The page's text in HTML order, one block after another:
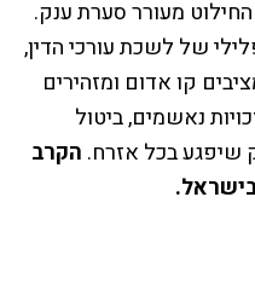
החילוט מעורר סערת ענק.
של לשכת עורכי הדין,
קו אדום ומזהירים
נאשמים, ביטול
שיפגע בכל אזרח. הקרב